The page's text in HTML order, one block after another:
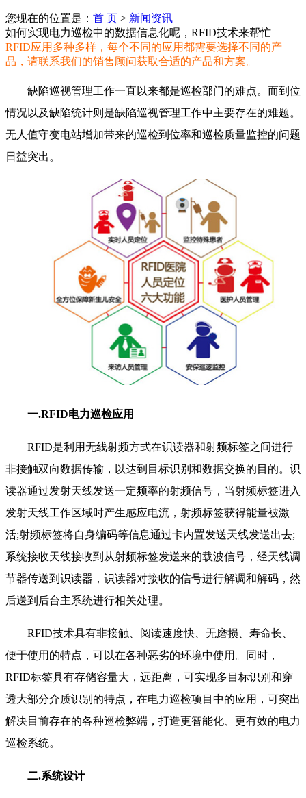
您现在的位置是： 首 页 > 新闻资讯
如何实现电力巡检中的数据信息化呢，RFID技术来帮忙
RFID应用多种多样，每个不同的应用都需要选择不同的产
品，请联系我们的销售顾问获取合适的产品和方案。
缺陷巡视管理工作一直以来都是巡检部门的难点。而到位
情况以及缺陷统计则是缺陷巡视管理工作中主要存在的难题。
无人值守变电站增加带来的巡检到位率和巡检质量监控的问题
日益突出。
一.RFID电力巡检应用
RFID是利用无线射频方式在识读器和射频标签之间进行
非接触双向数据传输，以达到目标识别和数据交换的目的。识
读器通过发射天线发送一定频率的射频信号，当射频标签进入
发射天线工作区域时产生感应电流，射频标签获得能量被激
活;射频标签将自身编码等信息通过卡内置发送天线发送出去;
系统接收天线接收到从射频标签发送来的载波信号，经天线调
节器传送到识读器，识读器对接收的信号进行解调和解码，然
后送到后台主系统进行相关处理。
RFID技术具有非接触、阅读速度快、无磨损、寿命长、
便于使用的特点，可以在各种恶劣的环境中使用。同时，
RFID标签具有存储容量大，远距离，可实现多目标识别和穿
透大部分介质识别的特点，在电力巡检项目中的应用，可突出
解决目前存在的各种巡检弊端，打造更智能化、更有效的电力
巡检系统。
二.系统设计